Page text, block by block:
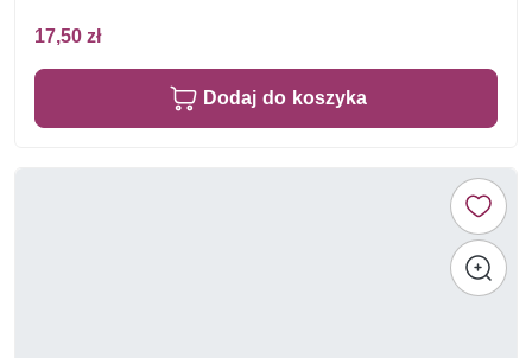
17,50 zł
Dodaj do koszyka